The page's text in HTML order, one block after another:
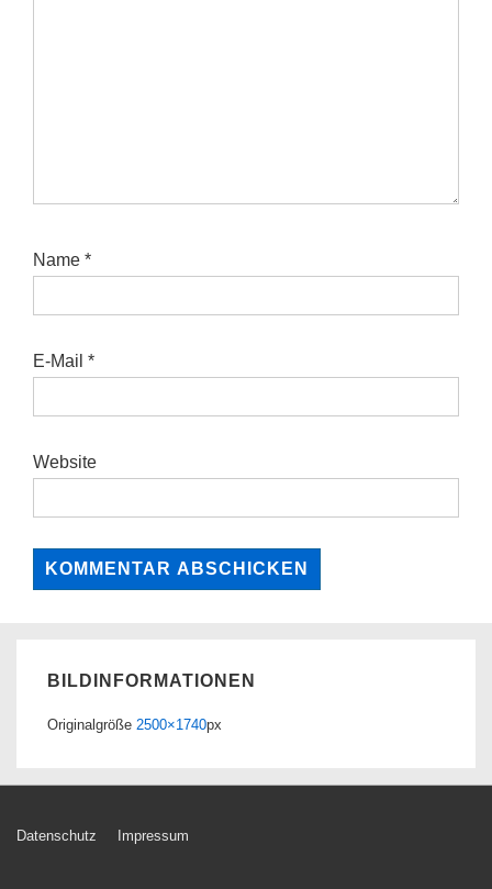
Name *
E-Mail *
Website
BILDINFORMATIONEN
Originalgröße 2500×1740px
Footer-
Datenschutz Impressum